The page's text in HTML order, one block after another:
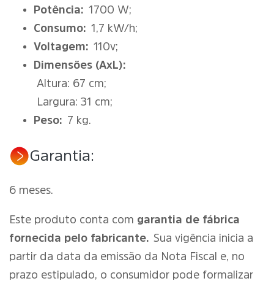
Potência: 1700 W;
Consumo: 1,7 kW/h;
Voltagem: 110v;
Dimensões (AxL):
Altura: 67 cm;
Largura: 31 cm;
Peso: 7 kg.
Garantia:
6 meses.
Este produto conta com garantia de fábrica
fornecida pelo fabricante. Sua vigência inicia a
partir da data da emissão da Nota Fiscal e, no
prazo estipulado, o consumidor pode formalizar